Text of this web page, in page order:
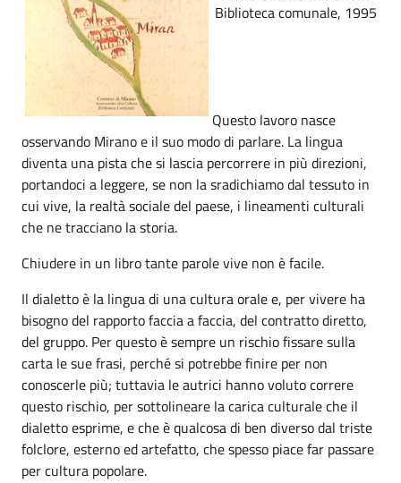
Biblioteca comunale, 1995
Questo lavoro nasce
osservando Mirano e il suo modo di parlare. La lingua
diventa una pista che si lascia percorrere in più direzioni,
portandoci a leggere, se non la sradichiamo dal tessuto in
cui vive, la realtà sociale del paese, i lineamenti culturali
che ne tracciano la storia.
Chiudere in un libro tante parole vive non è facile.
Il dialetto è la lingua di una cultura orale e, per vivere ha
bisogno del rapporto faccia a faccia, del contratto diretto,
del gruppo. Per questo è sempre un rischio fissare sulla
carta le sue frasi, perché si potrebbe finire per non
conoscerle più; tuttavia le autrici hanno voluto correre
questo rischio, per sottolineare la carica culturale che il
dialetto esprime, e che è qualcosa di ben diverso dal triste
folclore, esterno ed artefatto, che spesso piace far passare
per cultura popolare.